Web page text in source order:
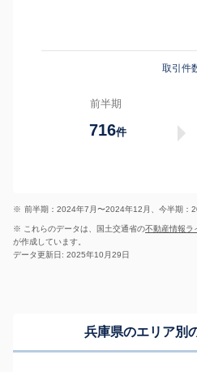
取引件
前半期
716件
※ 前半期：2024年7月〜2024年12月、今半期：
※ これらのデータは、国土交通省の不動産情報ラ
が作成しています。
データ更新日: 2025年10月29日
兵庫県のエリア別